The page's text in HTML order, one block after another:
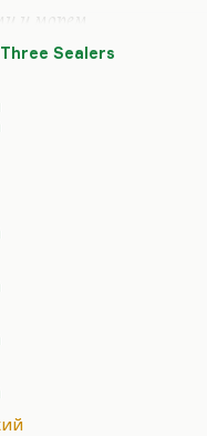
и морем
Женевьева.
— довольно
И, как все
Это такие
Гехт,
— те, кого я в
к ним и Бабель,
наособицу всегда.
десант»
Sealers